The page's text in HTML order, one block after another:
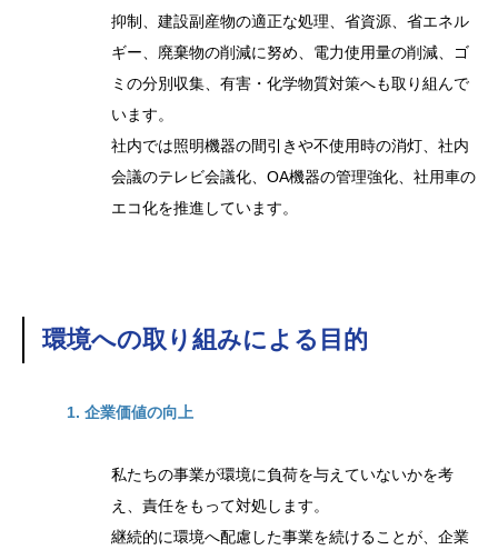
抑制、建設副産物の適正な処理、省資源、省エネル
ギー、廃棄物の削減に努め、電力使用量の削減、ゴ
ミの分別収集、有害・化学物質対策へも取り組んで
います。
社内では照明機器の間引きや不使用時の消灯、社内
会議のテレビ会議化、OA機器の管理強化、社用車の
エコ化を推進しています。
環境への取り組みによる目的
1. 企業価値の向上
私たちの事業が環境に負荷を与えていないかを考
え、責任をもって対処します。
継続的に環境へ配慮した事業を続けることが、企業